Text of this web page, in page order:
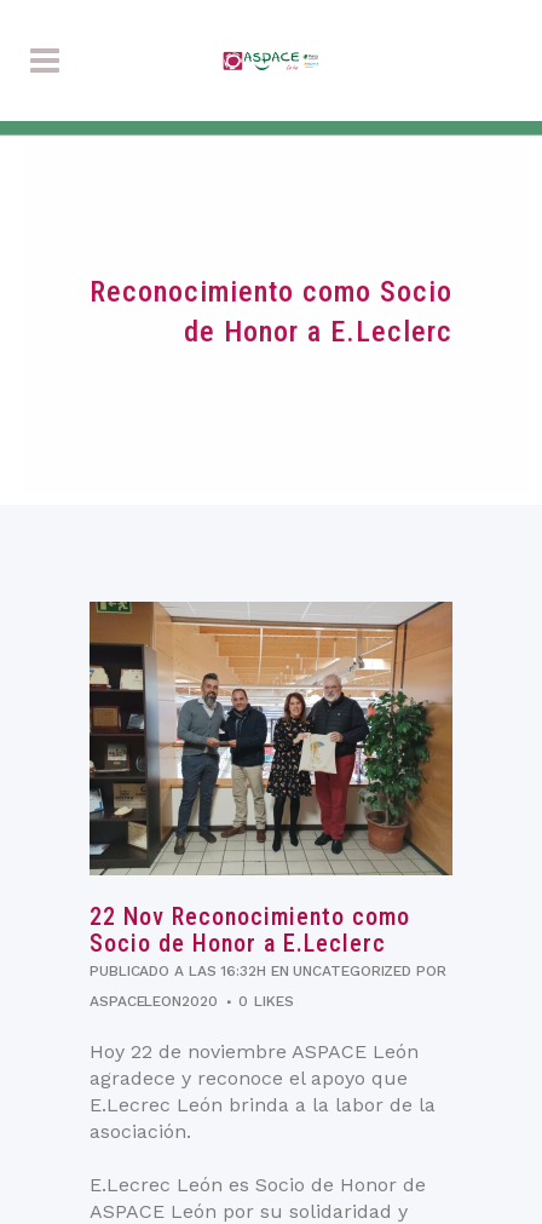
Reconocimiento como Socio
de Honor a E.Leclerc
22 Nov Reconocimiento como
Socio de Honor a E.Leclerc
PUBLICADO A LAS 16:32H ENUNCATEGORIZED POR
ASPACELEON2020
0 LIKES
Hoy 22 de noviembre ASPACE León
agradece y reconoce el apoyo que
E.Lecrec León brinda a la labor de la
asociación.
E.Lecrec León es Socio de Honor de
ASPACE León por su solidaridad y